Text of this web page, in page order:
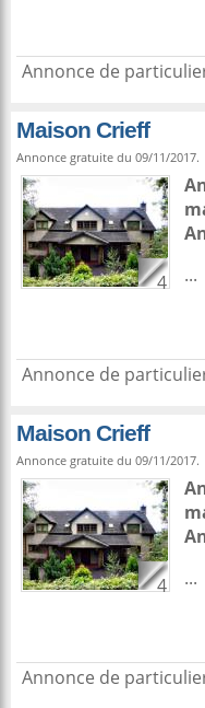
Annonce de
Maison Crieff
Annonce gratuite du 09/11/2017.
4
...
Annonce de
Maison Crieff
Annonce gratuite du 09/11/2017.
4
...
Annonce de